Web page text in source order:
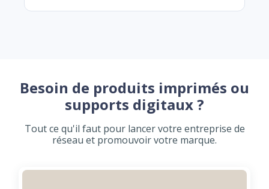
Besoin de produits imprimés ou
supports digitaux ?
Tout ce qu'il faut pour lancer votre entreprise de
réseau et promouvoir votre marque.